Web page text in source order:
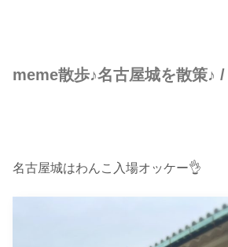
meme散歩♪名古屋城を散策♪
名古屋城はわんこ入場オッケー👌